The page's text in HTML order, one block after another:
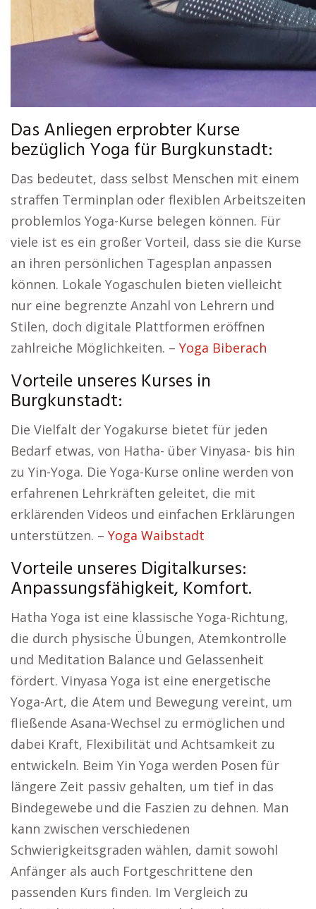
Das Anliegen erprobter Kurse
bezüglich Yoga für Burgkunstadt:
Das bedeutet, dass selbst Menschen mit einem
straffen Terminplan oder flexiblen Arbeitszeiten
problemlos Yoga-Kurse belegen können. Für
viele ist es ein großer Vorteil, dass sie die Kurse
an ihren persönlichen Tagesplan anpassen
können. Lokale Yogaschulen bieten vielleicht
nur eine begrenzte Anzahl von Lehrern und
Stilen, doch digitale Plattformen eröffnen
zahlreiche Möglichkeiten. – Yoga Biberach
Vorteile unseres Kurses in
Burgkunstadt:
Die Vielfalt der Yogakurse bietet für jeden
Bedarf etwas, von Hatha- über Vinyasa- bis hin
zu Yin-Yoga. Die Yoga-Kurse online werden von
erfahrenen Lehrkräften geleitet, die mit
erklärenden Videos und einfachen Erklärungen
unterstützen. – Yoga Waibstadt
Vorteile unseres Digitalkurses:
Anpassungsfähigkeit, Komfort.
Hatha Yoga ist eine klassische Yoga-Richtung,
die durch physische Übungen, Atemkontrolle
und Meditation Balance und Gelassenheit
fördert. Vinyasa Yoga ist eine energetische
Yoga-Art, die Atem und Bewegung vereint, um
fließende Asana-Wechsel zu ermöglichen und
dabei Kraft, Flexibilität und Achtsamkeit zu
entwickeln. Beim Yin Yoga werden Posen für
längere Zeit passiv gehalten, um tief in das
Bindegewebe und die Faszien zu dehnen. Man
kann zwischen verschiedenen
Schwierigkeitsgraden wählen, damit sowohl
Anfänger als auch Fortgeschrittene den
passenden Kurs finden. Im Vergleich zu